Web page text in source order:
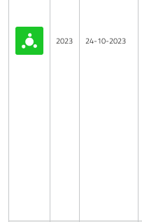
2023 24-10-2023